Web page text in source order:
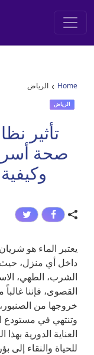
Navigation
Home
› الرياض
الرياض
تأثير
صحة
يعتبر الماء هو
داخل أي منزل،
الشرب، الطهي،
القصوى، فإننا
خروجها من الصنبور،
وتنتهي في مستودع
العناية الدورية
للحياة والنقاء إلى